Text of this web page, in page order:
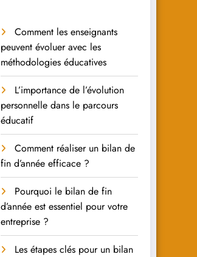
Comment les enseignants
peuvent évoluer avec les
méthodologies éducatives
L’importance de l’évolution
personnelle dans le parcours
éducatif
Comment réaliser un bilan de
fin d’année efficace ?
Pourquoi le bilan de fin
d’année est essentiel pour votre
entreprise ?
Les étapes clés pour un bilan